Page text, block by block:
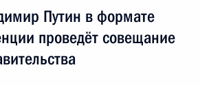
Путин в формате
проведёт совещание